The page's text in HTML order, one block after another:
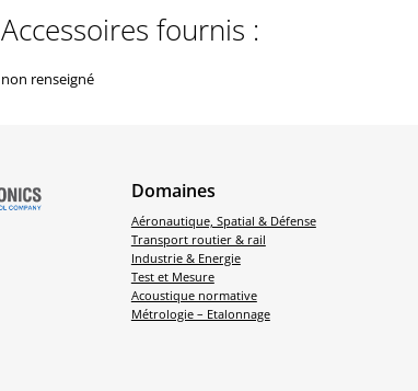
Accessoires fournis :
non renseigné
Domaines
Aéronautique, Spatial & Défense
Transport routier & rail
Industrie & Energie
Test et Mesure
Acoustique normative
Métrologie – Etalonnage